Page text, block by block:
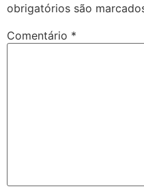
obrigatórios são
Comentário *